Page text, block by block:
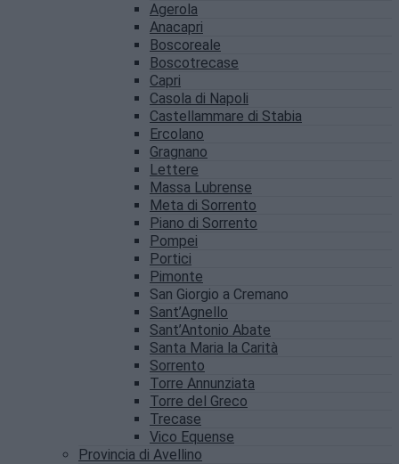
Agerola
Anacapri
Boscoreale
Boscotrecase
Capri
Casola di Napoli
Castellammare di Stabia
Ercolano
Gragnano
Lettere
Massa Lubrense
Meta di Sorrento
Piano di Sorrento
Pompei
Portici
Pimonte
San Giorgio a Cremano
Sant’Agnello
Sant’Antonio Abate
Santa Maria la Carità
Sorrento
Torre Annunziata
Torre del Greco
Trecase
Vico Equense
Provincia di Avellino